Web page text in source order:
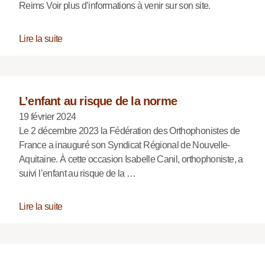
Reims Voir plus d’informations à venir sur son site.
Lire la suite
L’enfant au risque de la norme
19 février 2024
Le 2 décembre 2023 la Fédération des Orthophonistes de
France a inauguré son Syndicat Régional de Nouvelle-
Aquitaine. À cette occasion Isabelle Canil, orthophoniste, a
suivi l’enfant au risque de la …
Lire la suite